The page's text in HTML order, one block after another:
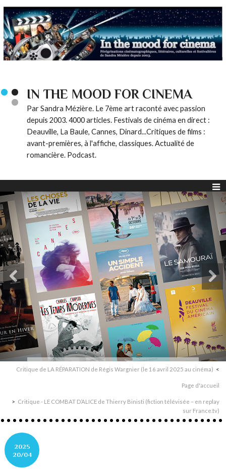
IN THE MOOD FOR CINEMA
Par Sandra Mézière. Le 7ème art raconté avec passion
depuis 2003. 4000 articles. Festivals de cinéma en direct :
Deauville, La Baule, Cannes, Dinard...Critiques de films :
avant-premières, à l'affiche, classiques. Actualité de
romancière. Podcast.
Critique de LA RÉPARATION de Régis Wargnier (le 16 avril 2025 au cinéma)
Page d'accueil
Critique - LE COMBAT D’ALICE de Thierry Binisti (fiction télévisée – en replay
sur France.tv)
2025
20/04